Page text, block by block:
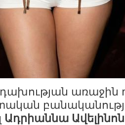
առաջին
Ադրիաննա Ավելինոն